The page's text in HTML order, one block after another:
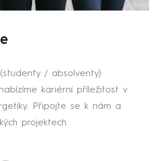
/ absolventy)
kariérní příležitost v
Připojte se k nám a
projektech.